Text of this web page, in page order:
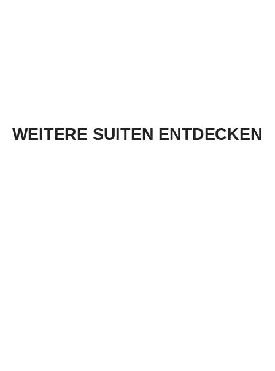
WEITERE SUITEN ENTDECKEN